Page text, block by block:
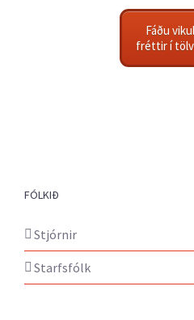
Fáðu
fréttir í
FÓLKIÐ
Stjórnir
Starfsfólk